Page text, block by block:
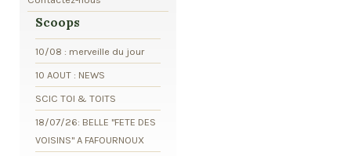
Scoops
10/08 : merveille du jour
10 AOUT : NEWS
SCIC TOI & TOITS
18/07/26: BELLE "FETE DES
VOISINS" A FAFOURNOUX